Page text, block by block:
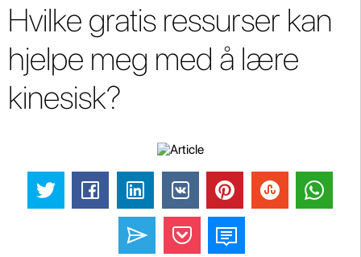
Hvilke gratis ressurser kan
hjelpe meg med å lære
kinesisk?